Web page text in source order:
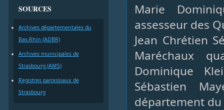
SOURCES
Archives départementales du
Bas-Rhin (ADBR)
Archives municipales de
Strasbourg (AMS)
Registres paroissiaux de
Strasbourg
Marie
assesseur des
Jean Chrétien
Maréchaux
Dominique
Sébastien
département du